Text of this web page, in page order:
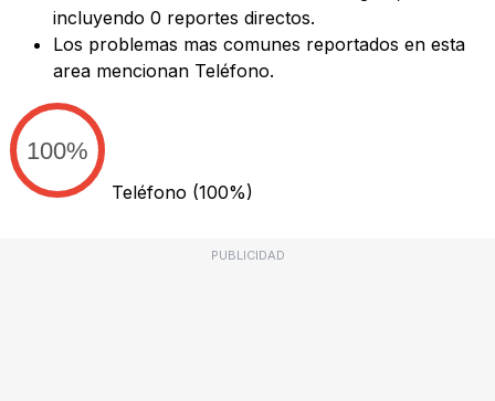
incluyendo 0 reportes directos.
Los problemas mas comunes reportados en esta
area mencionan Teléfono.
100%
Teléfono (100%)
PUBLICIDAD